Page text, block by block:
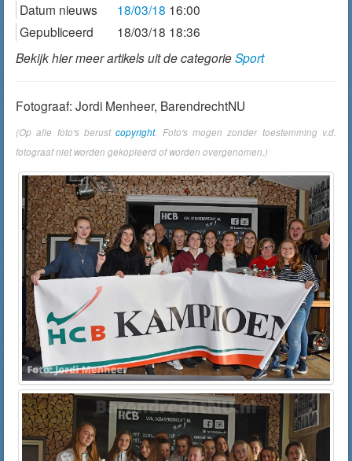
Datum nieuws
18/03/18 16:00
Gepubliceerd
18/03/18 18:36
Bekijk hier meer artikels uit de categorieSport
Fotograaf: Jordi Menheer, BarendrechtNU
(Op alle foto's berustcopyright. Foto's mogen zonder toestemming v.d.
fotograaf niet worden gekopieerd of worden overgenomen.)